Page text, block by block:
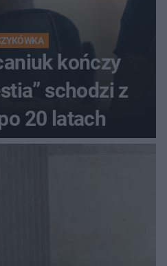
kończy
schodzi z
20 latach